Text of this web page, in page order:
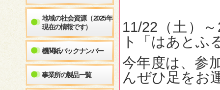
地域の社会資源（2025年
現在の情報です）
機関紙バックナンバー
事業所の製品一覧
11/22（土）
ト「はあとふ
今年度は、参
んぜひ足をお